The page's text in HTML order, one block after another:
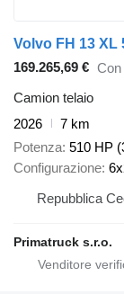
Volvo FH 13 XL
169.265,69 € Con
Camion telaio
2026
7 km
Potenza 510 HP
Configurazione
Repubblica
Primatruck s.r.o.